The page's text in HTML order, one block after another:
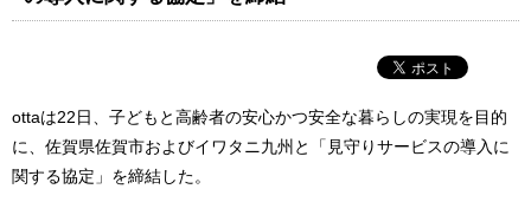
ottaは22日、子どもと高齢者の安心かつ安全な暮らしの実現を目的
に、佐賀県佐賀市およびイワタニ九州と「見守りサービスの導入に
関する協定」を締結した。